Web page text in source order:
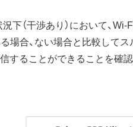
（干渉あり）において、
合、ない場合と比較して
することができることを確